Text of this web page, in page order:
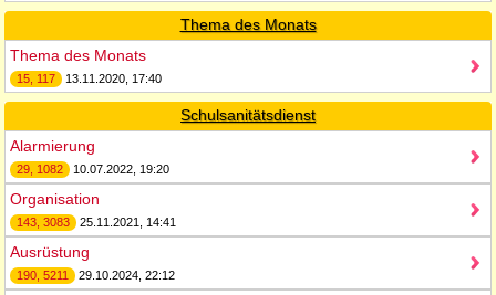
Thema des Monats
Thema des Monats
15, 117 13.11.2020, 17:40
Schulsanitätsdienst
Alarmierung
29, 1082 10.07.2022, 19:20
Organisation
143, 3083 25.11.2021, 14:41
Ausrüstung
190, 5211 29.10.2024, 22:12